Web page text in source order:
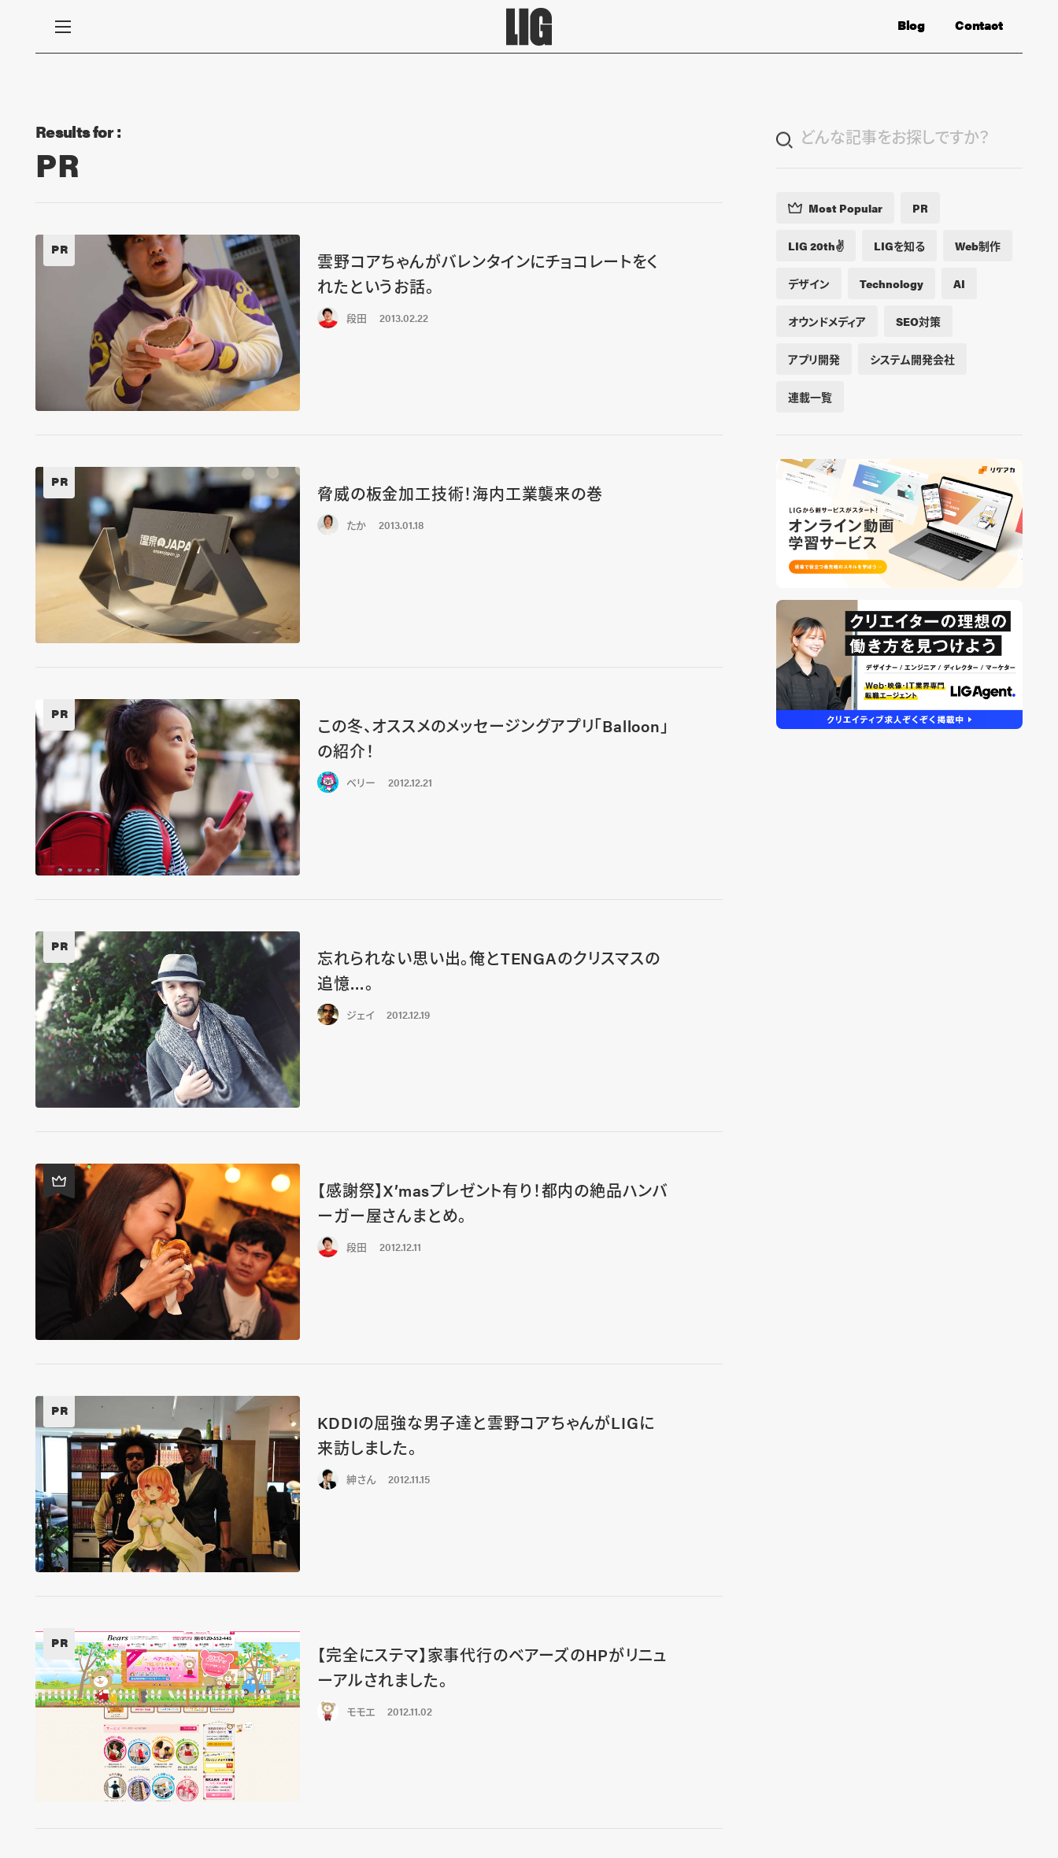
Contact
Blog
Results for :
PR
PR
雲野コアちゃんがバレンタインにチョコレートをく
れたというお話。
段田 2013.02.22
PR
脅威の板金加工技術！海内工業襲来の巻
たか 2013.01.18
PR
この冬、オススメのメッセージングアプリ「Balloon」
の紹介！
ベリー 2012.12.21
PR
忘れられない思い出。俺とTENGAのクリスマスの
追憶…。
ジェイ 2012.12.19
【感謝祭】X’masプレゼント有り！都内の絶品ハンバ
ーガー屋さんまとめ。
段田 2012.12.11
PR
KDDIの屈強な男子達と雲野コアちゃんがLIGに
来訪しました。
紳さん 2012.11.15
PR
【完全にステマ】家事代行のベアーズのHPがリニュ
ーアルされました。
モモエ 2012.11.02
Most Popular PR
LIG 20th✌️ LIGを知る Web制作
デザイン Technology AI
オウンドメディア SEO対策
アプリ開発 システム開発会社
連載一覧